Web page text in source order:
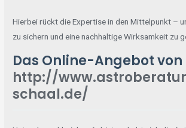
Hierbei rückt die Expertise in den Mittelpunkt –
zu sichern und eine nachhaltige Wirksamkeit zu
Das Online-Angebot von
http://
schaal.de/